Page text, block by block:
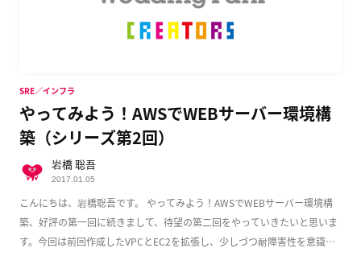
やってみよう！AWSでWEBサーバー環境構
築（シリーズ第2回）
こんにちは、岩橋聡吾です。 やってみよう！AWSでWEBサーバー環境構
築、好評の第一回に続きまして、待望の第二回をやっていきたいと思いま
す。今回は前回作成したVPCとEC2を拡張し、少しづつ耐障害性を意識し
SRE／インフラ
岩橋 聡吾
2017.01.05